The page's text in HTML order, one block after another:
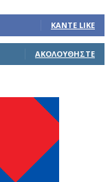
ΚΆΝΤΕ LIKE
ΑΚΟΛΟΥΘΉΣΤΕ